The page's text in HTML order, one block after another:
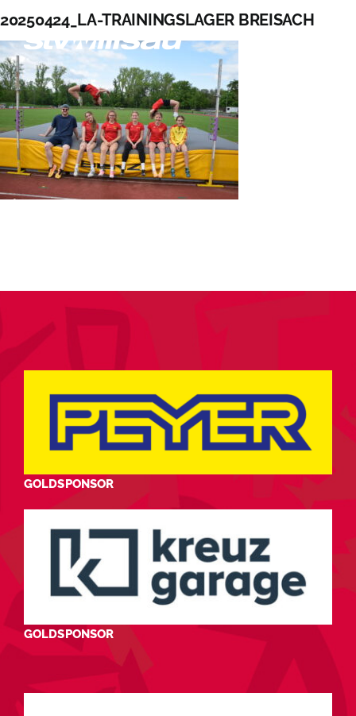
Inhalt
springen
20250424_LA-TRAININGSLAGER BREISACH
GOLDSPONSOR
GOLDSPONSOR